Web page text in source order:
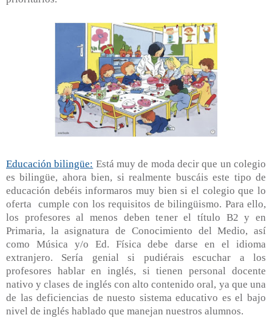
Educación bilingüe: Está muy de moda decir que un colegio
es bilingüe, ahora bien, si realmente buscáis este tipo de
educación debéis informaros muy bien si el colegio que lo
oferta cumple con los requisitos de bilingüismo. Para ello,
los profesores al menos deben tener el título B2 y en
Primaria, la asignatura de Conocimiento del Medio, así
como Música y/o Ed. Física debe darse en el idioma
extranjero. Sería genial si pudiérais escuchar a los
profesores hablar en inglés, si tienen personal docente
nativo y clases de inglés con alto contenido oral, ya que una
de las deficiencias de nuesto sistema educativo es el bajo
nivel de inglés hablado que manejan nuestros alumnos.